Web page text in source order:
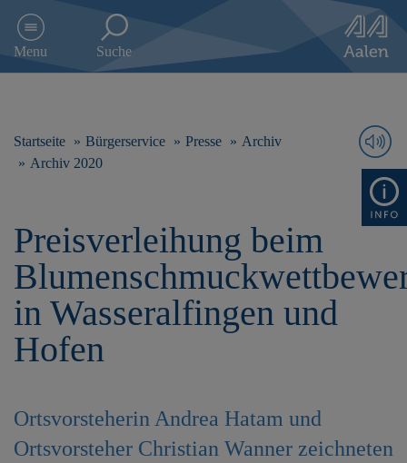
e
Menu Suche
Startseite Bürgerservice Presse
Archiv
Archiv 2020
Preisverleihung beim
in Wasseralfingen und
Hofen
Ortsvorsteherin Andrea Hatam und
Ortsvorsteher Christian Wanner zeichneten